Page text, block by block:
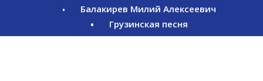
Балакирев Милий Алексеевич
Грузинская песня